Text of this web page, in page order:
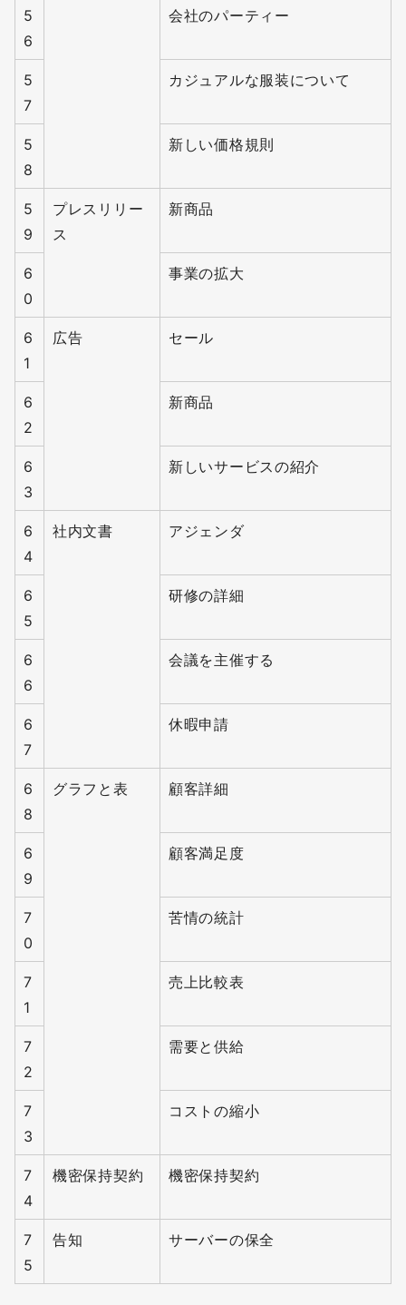
5
6
会社のパーティー
5
7
カジュアルな服装について
5
8
新しい価格規則
5
9
プレスリリー
ス
新商品
6
0
事業の拡大
6
1
広告 セール
6
2
新商品
6
3
新しいサービスの紹介
6
4
社内文書 アジェンダ
6
5
研修の詳細
6
6
会議を主催する
6
7
休暇申請
6
8
グラフと表 顧客詳細
6
9
顧客満足度
7
0
苦情の統計
7
1
売上比較表
7
2
需要と供給
7
3
コストの縮小
7
4
機密保持契約 機密保持契約
7
5
告知 サーバーの保全